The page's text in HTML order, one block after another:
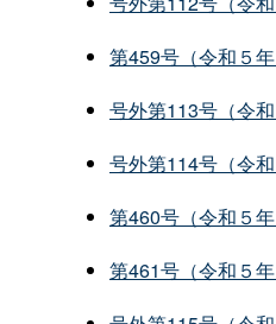
第459号（令和５
号外第113号（令
号外第114号（令
第460号（令和５
第461号（令和５